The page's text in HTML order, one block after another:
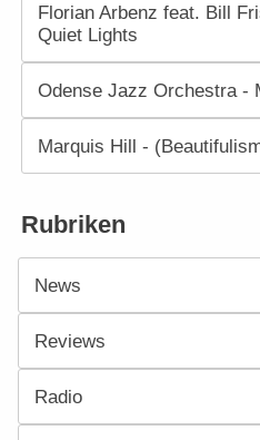
Florian Arbenz feat. Bill
Quiet Lights
Odense Jazz Orchestra -
Marquis Hill -
Rubriken
News
Reviews
Radio